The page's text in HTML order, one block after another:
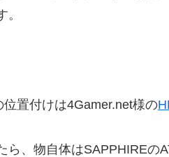
。
位置付けは4Gamer.net様の
ら、物自体はSAPPHIREの